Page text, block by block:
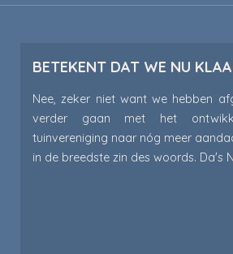
BETEKENT DAT WE NU
Nee, zeker niet want we hebben
verder gaan met het
tuinvereniging naar nóg meer
in de breedste zin des woords. Da's